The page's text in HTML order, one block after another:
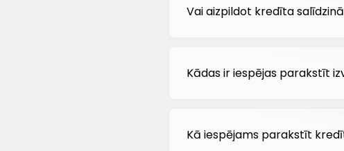
Vai aizpildot kredīta
Kādas ir iespējas parakstīt
Kā iespējams parakstīt